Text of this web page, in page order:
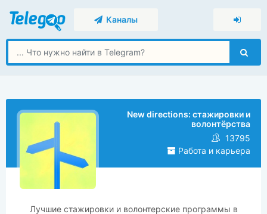
Каналы
New directions: стажировки и
волонтёрства
13795
Работа и карьера
Лучшие стажировки и волонтерские программы в